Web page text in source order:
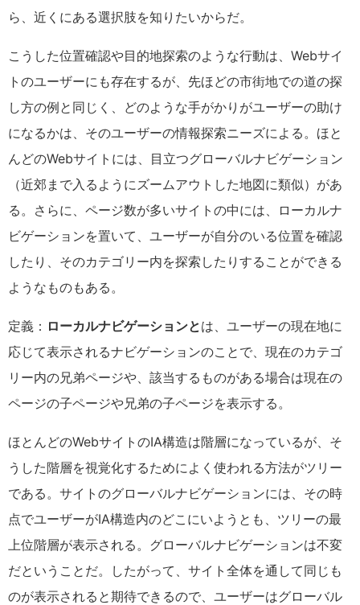
ら、近くにある選択肢を知りたいからだ。
こうした位置確認や目的地探索のような行動は、Webサイ
トのユーザーにも存在するが、先ほどの市街地での道の探
し方の例と同じく、どのような手がかりがユーザーの助け
になるかは、そのユーザーの情報探索ニーズによる。ほと
んどのWebサイトには、目立つグローバルナビゲーション
（近郊まで入るようにズームアウトした地図に類似）があ
る。さらに、ページ数が多いサイトの中には、ローカルナ
ビゲーションを置いて、ユーザーが自分のいる位置を確認
したり、そのカテゴリー内を探索したりすることができる
ようなものもある。
定義： ローカルナビゲーションとは、ユーザーの現在地に
応じて表示されるナビゲーションのことで、現在のカテゴ
リー内の兄弟ページや、該当するものがある場合は現在の
ページの子ページや兄弟の子ページを表示する。
ほとんどのWebサイトのIA構造は階層になっているが、そ
うした階層を視覚化するためによく使われる方法がツリー
である。サイトのグローバルナビゲーションには、その時
点でユーザーがIA構造内のどこにいようとも、ツリーの最
上位階層が表示される。グローバルナビゲーションは不変
だということだ。したがって、サイト全体を通して同じも
のが表示されると期待できるので、ユーザーはグローバル